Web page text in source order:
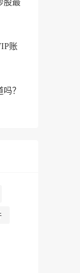
股最
账
？